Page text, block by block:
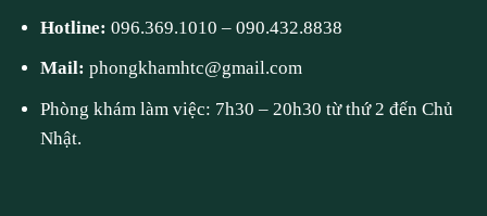
Hotline:096.369.1010 –090.432.8838
Mail:phongkhamhtc@gmail.com
Phòng khám làm việc: 7h30 – 20h30 từ thứ 2 đến Chủ
Nhật.